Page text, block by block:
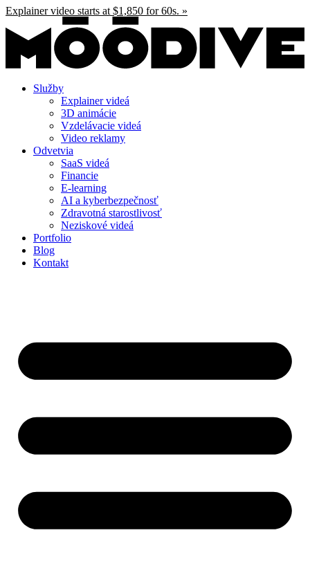
Preskočiť
obsah
Explainer video starts at $1,850 for 60s. »
Služby
Explainer videá
3D animácie
Vzdelávacie videá
Video reklamy
Odvetvia
SaaS videá
Financie
E-learning
AI a kyberbezpečnosť
Zdravotná starostlivosť
Neziskové videá
Portfolio
Blog
Kontakt